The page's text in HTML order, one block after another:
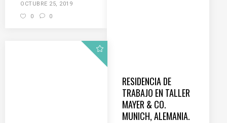
OCTUBRE 25, 2019
0
0
RESIDENCIA DE
TRABAJO EN TALLER
MAYER & CO.
MUNICH, ALEMANIA.